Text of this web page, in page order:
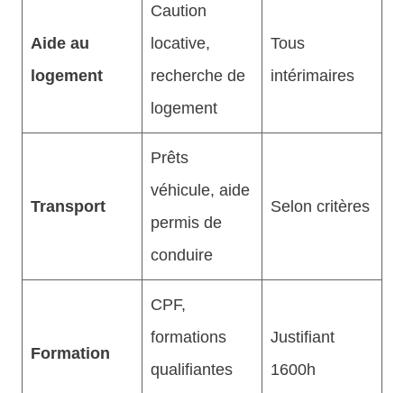
Aide au
logement
Caution
locative,
recherche de
logement
Tous
intérimaires
Transport
Prêts
véhicule, aide
permis de
conduire
Selon critères
Formation
CPF,
formations
qualifiantes
Justifiant
1600h